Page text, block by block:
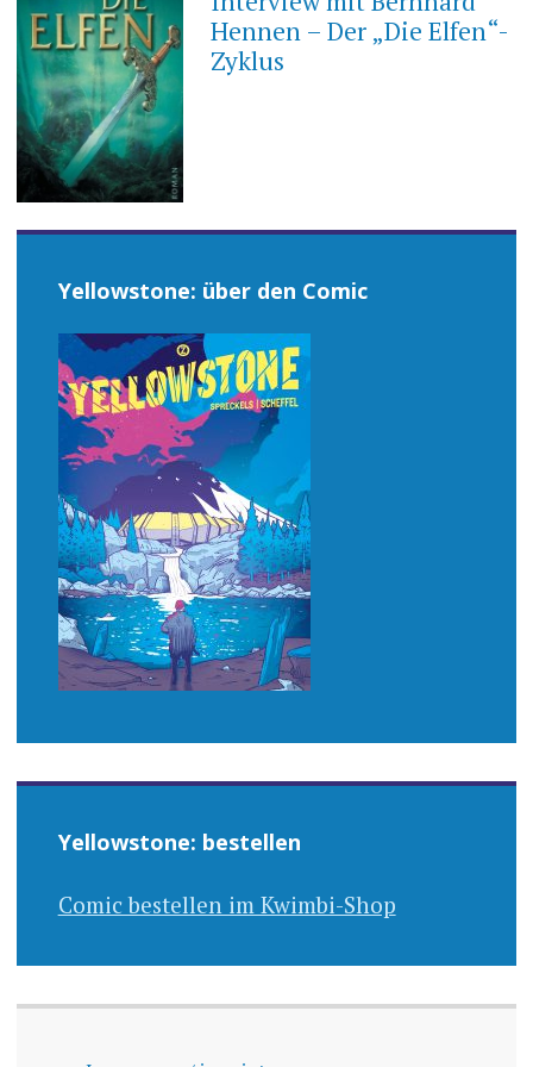
Hennen – Der „Die Elfen“-
Zyklus
Yellowstone: über den Comic
Yellowstone: bestellen
Comic bestellen im Kwimbi-Shop